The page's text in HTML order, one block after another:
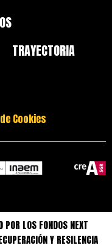
TRAYECTORIA
Cookies
LOS FONDOS NEXT
Y RESILENCIA